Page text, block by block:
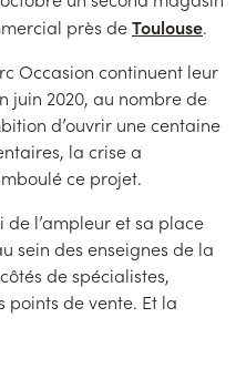
près deToulouse.
Occasion continuent leur
juin 2020, au nombre de
d’ouvrir une centaine
la crise a
ce projet.
l’ampleur et sa place
sein des enseignes de la
de spécialistes,
points de vente. Et la